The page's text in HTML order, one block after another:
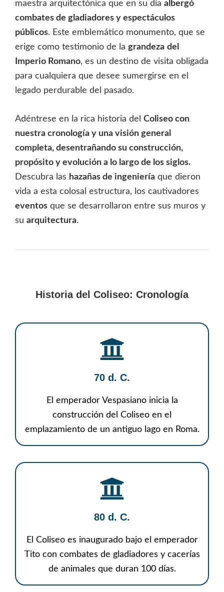
maestra arquitectónica que en su día albergó
combates de gladiadores y espectáculos
públicos. Este emblemático monumento, que se
erige como testimonio de la grandeza del
Imperio Romano, es un destino de visita obligada
para cualquiera que desee sumergirse en el
legado perdurable del pasado.
Adéntrese en la rica historia del Coliseo con
nuestra cronología y una visión general
completa, desentrañando su construcción,
propósito y evolución a lo largo de los siglos.
Descubra las hazañas de ingeniería que dieron
vida a esta colosal estructura, los cautivadores
eventos que se desarrollaron entre sus muros y
su arquitectura.
Historia del Coliseo: Cronología
70 d. C.
El emperador Vespasiano inicia la
construcción del Coliseo en el
emplazamiento de un antiguo lago en Roma.
80 d. C.
El Coliseo es inaugurado bajo el emperador
Tito con combates de gladiadores y cacerías
de animales que duran 100 días.